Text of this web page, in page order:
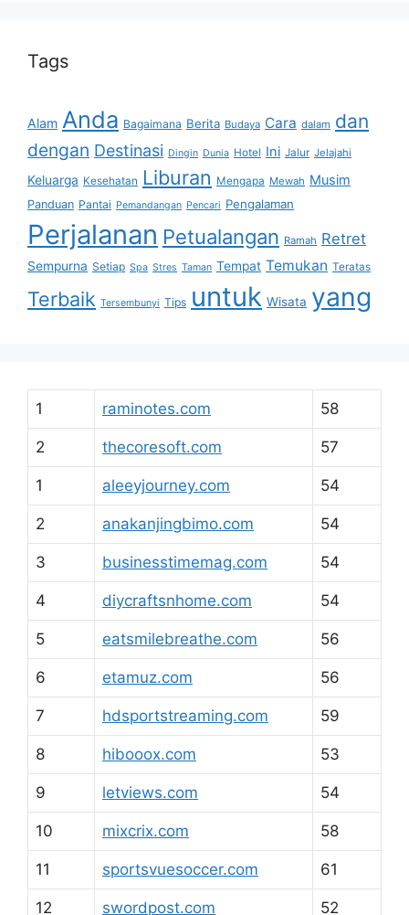
Tags
Alam Anda Bagaimana Berita Budaya Cara dalam dan
dengan Destinasi Dingin Dunia Hotel Ini Jalur Jelajahi
Keluarga Kesehatan Liburan Mengapa Mewah Musim
Panduan Pantai Pemandangan Pencari Pengalaman
Perjalanan Petualangan Ramah Retret
Sempurna Setiap Spa Stres Taman Tempat Temukan Teratas
Terbaik Tersembunyi Tips untuk Wisata yang
1 raminotes.com 58
2 thecoresoft.com 57
1 aleeyjourney.com 54
2 anakanjingbimo.com 54
3 businesstimemag.com 54
4 diycraftsnhome.com 54
5 eatsmilebreathe.com 56
6 etamuz.com 56
7 hdsportstreaming.com 59
8 hibooox.com 53
9 letviews.com 54
10 mixcrix.com 58
11 sportsvuesoccer.com 61
12 swordpost.com 52